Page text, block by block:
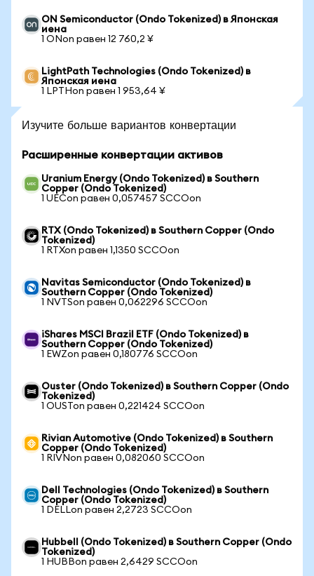
ON Semiconductor (Ondo Tokenized) в Японская
иена
1 ONon равен 12 760,2 ¥
LightPath Technologies (Ondo Tokenized) в
Японская иена
1 LPTHon равен 1 953,64 ¥
Изучите больше вариантов конвертации
Расширенные конвертации активов
Uranium Energy (Ondo Tokenized) в Southern
Copper (Ondo Tokenized)
1 UECon равен 0,057457 SCCOon
RTX (Ondo Tokenized) в Southern Copper (Ondo
Tokenized)
1 RTXon равен 1,1350 SCCOon
Navitas Semiconductor (Ondo Tokenized) в
Southern Copper (Ondo Tokenized)
1 NVTSon равен 0,062296 SCCOon
iShares MSCI Brazil ETF (Ondo Tokenized) в
Southern Copper (Ondo Tokenized)
1 EWZon равен 0,180776 SCCOon
Ouster (Ondo Tokenized) в Southern Copper (Ondo
Tokenized)
1 OUSTon равен 0,221424 SCCOon
Rivian Automotive (Ondo Tokenized) в Southern
Copper (Ondo Tokenized)
1 RIVNon равен 0,082060 SCCOon
Dell Technologies (Ondo Tokenized) в Southern
Copper (Ondo Tokenized)
1 DELLon равен 2,2723 SCCOon
Hubbell (Ondo Tokenized) в Southern Copper (Ondo
Tokenized)
1 HUBBon равен 2,6429 SCCOon